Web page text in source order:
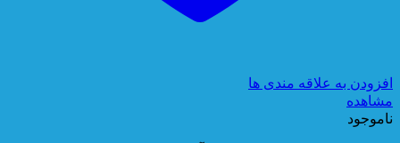
افزودن به علاقه مندی ها
مشاهده
ناموجود